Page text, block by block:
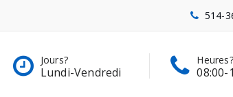
514-
Jours?
Lundi-Vendredi
Heures?
08:00-